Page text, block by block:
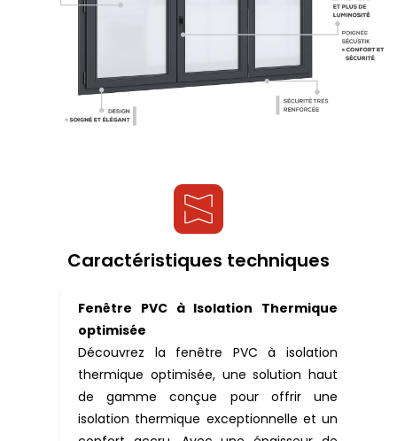
Caractéristiques techniques
Fenêtre PVC à Isolation Thermique
optimisée
Découvrez la fenêtre PVC à isolation
thermique optimisée, une solution haut
de gamme conçue pour offrir une
isolation thermique exceptionnelle et un